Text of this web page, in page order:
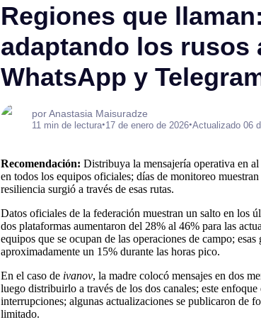
Regiones que
adaptando los rusos
WhatsApp y
por Anastasia Maisuradze
11 min de lectura•17 de enero de 2026•Actualizado 06
Recomendación: Distribuya la mensajería operativa en
en todos los equipos oficiales; días de monitoreo
resiliencia surgió a través de esas rutas.
Datos oficiales de la federación muestran un salto en los
dos plataformas aumentaron del 28% al 46% para las
equipos que se ocupan de las operaciones de campo;
aproximadamente un 15% durante las horas pico.
En el caso de ivanov, la madre colocó mensajes en dos
luego distribuirlo a través de los dos canales; este enfoque
interrupciones; algunas actualizaciones se publicaron de
limitado.